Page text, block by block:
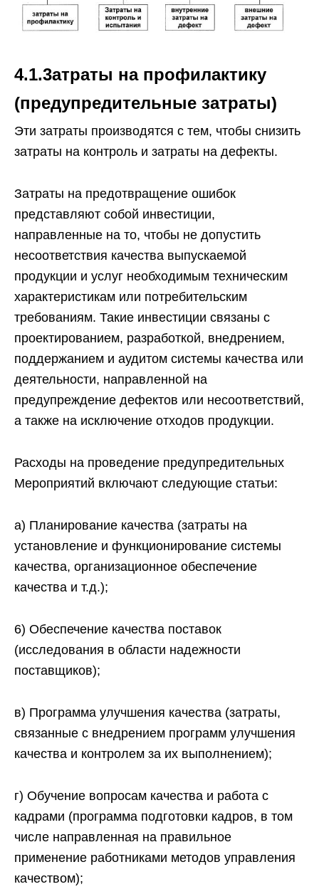
4.1.3атраты на профилактику
(предупредительные затраты)
Эти затраты производятся с тем, чтобы снизить
затраты на контроль и затраты на дефекты.
Затраты на предотвращение ошибок
представляют собой инвестиции,
направленные на то, чтобы не допустить
несоответствия качества выпускаемой
продукции и услуг необходимым техническим
характеристикам или потребительским
требованиям. Такие инвестиции связаны с
проектированием, разработкой, внедрением,
поддержанием и аудитом системы качества или
деятельности, направленной на
предупреждение дефектов или несоответствий,
а также на исключение отходов продукции.
Расходы на проведение предупредительных
Мероприятий включают следующие статьи:
а) Планирование качества (затраты на
установление и функционирование системы
качества, организационное обеспечение
качества и т.д.);
6) Обеспечение качества поставок
(исследования в области надежности
поставщиков);
в) Программа улучшения качества (затраты,
связанные с внедрением программ улучшения
качества и контролем за их выполнением);
г) Обучение вопросам качества и работа с
кадрами (программа подготовки кадров, в том
числе направленная на правильное
применение работниками методов управления
качеством);